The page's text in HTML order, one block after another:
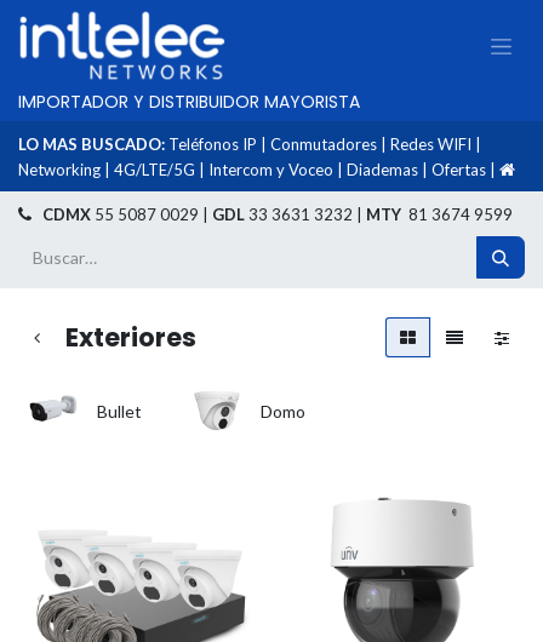
IMPORTADOR Y DISTRIBUIDOR MAYORISTA
LO MAS BUSCADO: Teléfonos IP Conmutadores Redes WIFI
Networking
4G/LTE/5G Intercom y Voceo Diademas Ofertas
CDMX 55 5087 0029 | GDL33 3631 3232 | MTY 81 3674 9599
Exteriores
Bullet Domo